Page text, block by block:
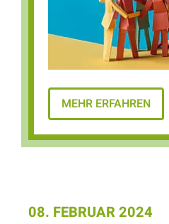
MEHR ERFAHREN
08. FEBRUAR 2024